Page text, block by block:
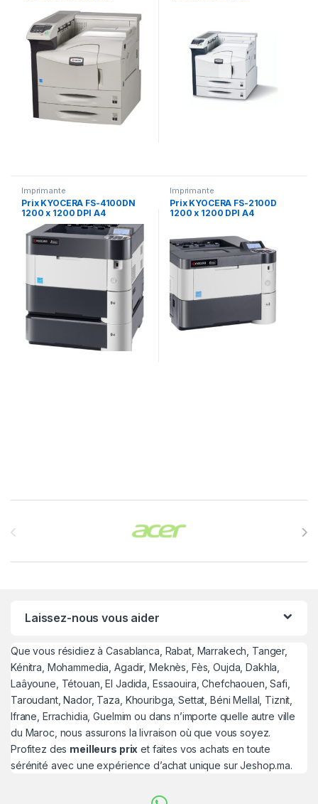
51ppm, 128MB, 600MHz
(1102G13NL0) – –
Imprimante
Prix KYOCERA FS-4100DN
1200 x 1200 DPI A4
(1102MT3NLV) – –
Imprimante
Prix KYOCERA FS-2100D
1200 x 1200 DPI A4
Laissez-nous vous aider
Que vous résidiez à Casablanca, Rabat, Marrakech, Tanger,
Kénitra, Mohammedia, Agadir, Meknès, Fès, Oujda, Dakhla,
Laâyoune, Tétouan, El Jadida, Essaouira, Chefchaouen, Safi,
Taroudant, Nador, Taza, Khouribga, Settat, Béni Mellal, Tiznit,
Ifrane, Errachidia, Guelmim ou dans n’importe quelle autre ville
du Maroc, nous assurons la livraison où que vous soyez.
Profitez des meilleurs prix et faites vos achats en toute
sérénité avec une expérience d’achat unique sur Jeshop.ma.